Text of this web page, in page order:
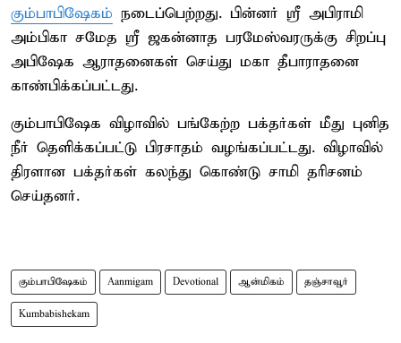
கும்பாபிஷேகம் நடைப்பெற்றது. பின்னர் ஸ்ரீ அபிராமி
அம்பிகா சமேத ஸ்ரீ ஜகன்னாத பரமேஸ்வரருக்கு சிறப்பு
அபிஷேக ஆராதனைகள் செய்து மகா தீபாராதனை
காண்பிக்கப்பட்டது.
கும்பாபிஷேக விழாவில் பங்கேற்ற பக்தர்கள் மீது புனித
நீர் தெளிக்கப்பட்டு பிரசாதம் வழங்கப்பட்டது. விழாவில்
திரளான பக்தர்கள் கலந்து கொண்டு சாமி தரிசனம்
செய்தனர்.
கும்பாபிஷேகம் Aanmigam Devotional ஆன்மிகம் தஞ்சாவூர்
Kumbabishekam